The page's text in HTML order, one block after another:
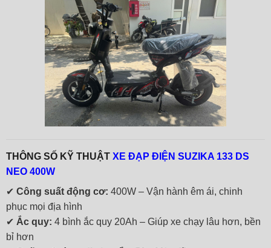
THÔNG SỐ KỸ THUẬT XE ĐẠP ĐIỆN SUZIKA 133 DS
NEO 400W
✔ Công suất động cơ: 400W – Vận hành êm ái, chinh
phục mọi địa hình
✔ Ắc quy: 4 bình ắc quy 20Ah – Giúp xe chạy lâu hơn, bền
bỉ hơn